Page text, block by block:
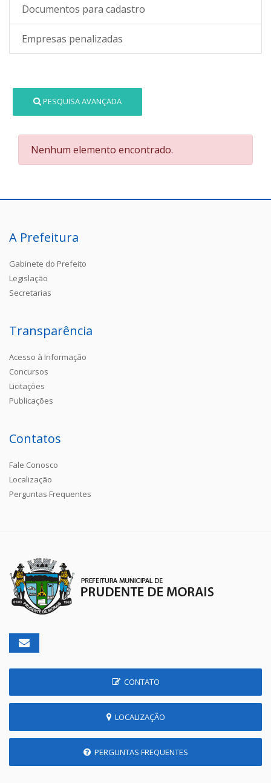
Documentos para cadastro
Empresas penalizadas
PESQUISA AVANÇADA
Nenhum elemento encontrado.
A Prefeitura
Gabinete do Prefeito
Legislação
Secretarias
Transparência
Acesso à Informação
Concursos
Licitações
Publicações
Contatos
Fale Conosco
Localização
Perguntas Frequentes
CONTATO
LOCALIZAÇÃO
PERGUNTAS FREQUENTES